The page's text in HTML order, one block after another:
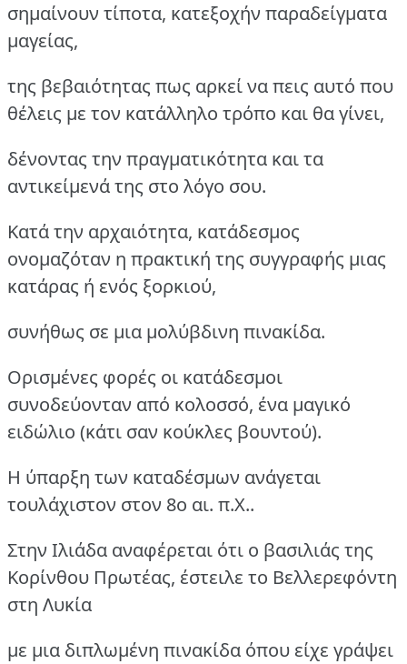
σημαίνουν τίποτα, κατεξοχήν παραδείγματα
μαγείας,
της βεβαιότητας πως αρκεί να πεις αυτό που
θέλεις με τον κατάλληλο τρόπο και θα γίνει,
δένοντας την πραγματικότητα και τα
αντικείμενά της στο λόγο σου.
Κατά την αρχαιότητα, κατάδεσμος
ονομαζόταν η πρακτική της συγγραφής μιας
κατάρας ή ενός ξορκιού,
συνήθως σε μια μολύβδινη πινακίδα.
Ορισμένες φορές οι κατάδεσμοι
συνοδεύονταν από κολοσσό, ένα μαγικό
ειδώλιο (κάτι σαν κούκλες βουντού).
Η ύπαρξη των καταδέσμων ανάγεται
τουλάχιστον στον 8ο αι. π.Χ..
Στην Ιλιάδα αναφέρεται ότι ο βασιλιάς της
Κορίνθου Πρωτέας, έστειλε το Βελλερεφόντη
στη Λυκία
με μια διπλωμένη πινακίδα όπου είχε γράψει